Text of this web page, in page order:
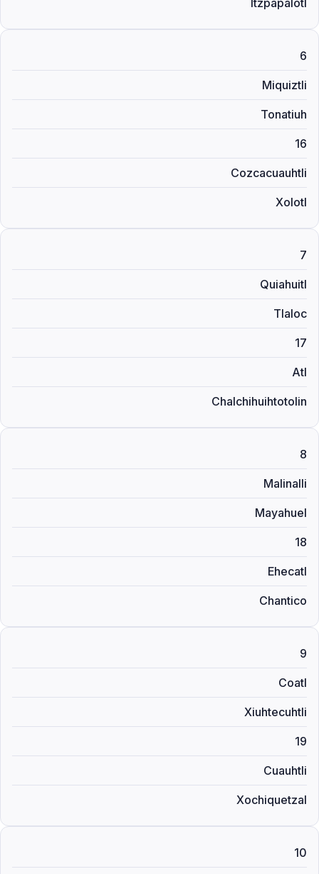
Itzpapalotl
6
Miquiztli
Tonatiuh
16
Cozcacuauhtli
Xolotl
7
Quiahuitl
Tlaloc
17
Atl
Chalchihuihtotolin
8
Malinalli
Mayahuel
18
Ehecatl
Chantico
9
Coatl
Xiuhtecuhtli
19
Cuauhtli
Xochiquetzal
10